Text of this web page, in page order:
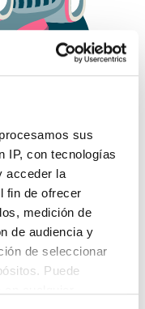
procesamos sus
IP, con tecnologías
acceder la
fin de ofrecer
medición de
de audiencia y
de seleccionar
Puede
como
aquí.
estás